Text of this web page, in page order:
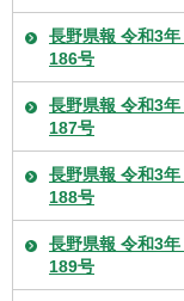
長野県報 令和3
186号
長野県報 令和3
187号
長野県報 令和3
188号
長野県報 令和3
189号